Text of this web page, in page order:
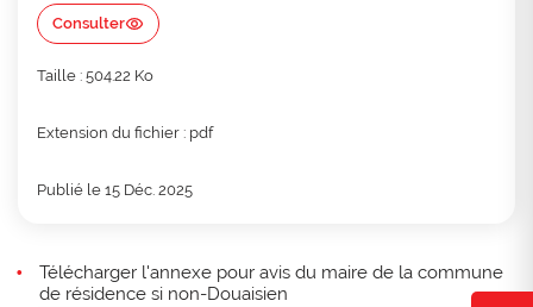
Consulter
Taille : 504.22 Ko
Extension du fichier : pdf
Publié le 15 Déc. 2025
Télécharger l'annexe pour avis du maire de la commune
de résidence si non-Douaisien